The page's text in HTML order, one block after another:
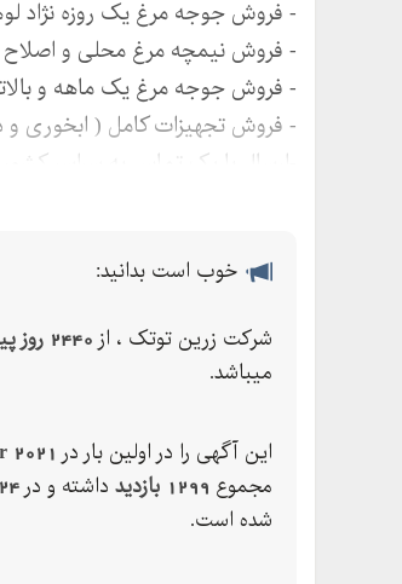
- فروش جوجه مرغ یک روزه نژاد
- فروش نیمچه مرغ محلی و
- فروش جوجه مرغ یک ماهه و
- فروش تجهیزات کامل ( ابخوری و
-ارسال با یک تماس به سراسر کشور
خوب است بدانید:
شرکت زرین توتک ، از 2440 روز پیش
میباشد.
این آگهی را در اولین بار در 2021
مجموع 1299 بازدید داشته و در
شده است.